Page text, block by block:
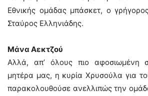
Εθνικής ομάδας μπάσκετ, ο
Σταύρος Ελληνιάδης.
Μάνα Αεκτζού
Αλλά, απ’ όλους πιο αφοσιωμένη
μητέρα μας, η κυρία Χρυσούλα για
παρακολουθούσε ανελλιπώς την